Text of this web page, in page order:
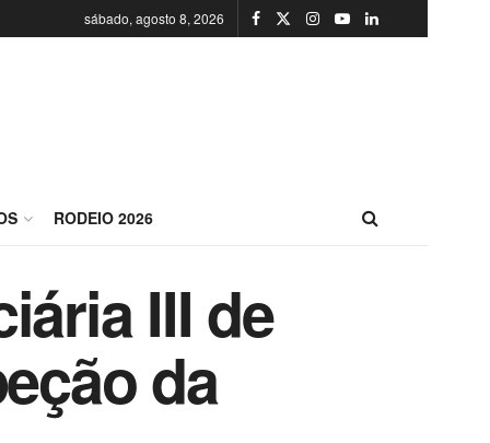
sábado, agosto 8, 2026
RODEIO 2026
III de
da